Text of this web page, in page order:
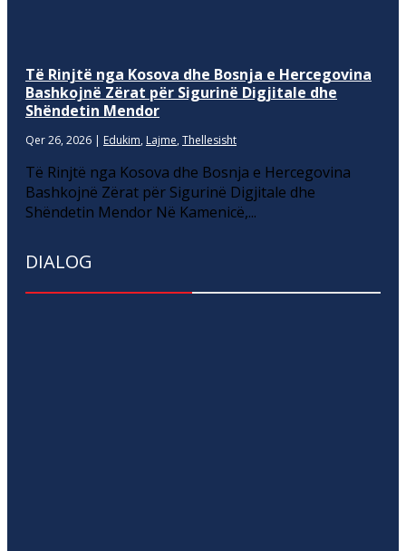
Të Rinjtë nga Kosova dhe Bosnja e Hercegovina
Bashkojnë Zërat për Sigurinë Digjitale dhe
Shëndetin Mendor
Qer 26, 2026 | Edukim, Lajme, Thellesisht
Të Rinjtë nga Kosova dhe Bosnja e Hercegovina
Bashkojnë Zërat për Sigurinë Digjitale dhe
Shëndetin Mendor Në Kamenicë,...
DIALOG